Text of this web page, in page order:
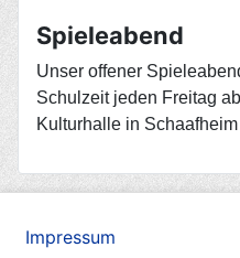
Spieleabend
Unser offener
Schulzeit jeden Freitag
Kulturhalle in Schaafheim
Impressum